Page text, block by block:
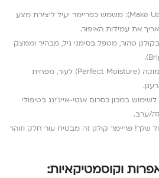
בסיס איפור מושלם (Make Up Base): משמש כפריימר יעיל ליצירת מצע
את עמידות האיפור.
בקולגן טהור, מטפל בסימני גיל, מבהיר וממצק
הזנה ולחות: מעניק לחות עמוקה (Perfect Moisture) לעור, מפחית
במכון כסרום אנטי-אייג’ינג בטיפולי
ערב.
שלך! פריימר קולגן זה מבטיח עור חלק וזוהר
וקוסמטיקאיות: